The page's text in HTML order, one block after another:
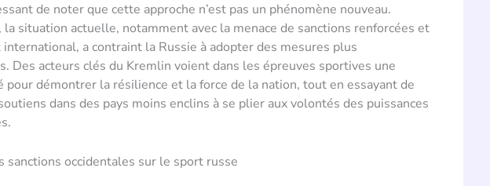
de noter que cette approche n’est pas un phénomène nouveau.
la situation actuelle, notamment avec la menace de sanctions renforcées et
international, a contraint la Russie à adopter des mesures plus
Des acteurs clés du Kremlin voient dans les épreuves sportives une
pour démontrer la résilience et la force de la nation, tout en essayant de
dans des pays moins enclins à se plier aux volontés des puissances
sanctions occidentales sur le sport russe